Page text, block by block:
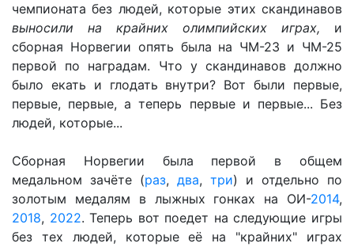
чемпионата без людей, которые этих скандинавов
выносили на крайних олимпийских играх, и
сборная Норвегии опять была на ЧМ-23 и ЧМ-25
первой по наградам. Что у скандинавов должно
было екать и глодать внутри? Вот были первые,
первые, первые, а теперь первые и первые... Без
людей, которые...
Сборная Норвегии была первой в общем
медальном зачёте (раз, два, три) и отдельно по
золотым медалям в лыжных гонках на ОИ-2014,
2018, 2022. Теперь вот поедет на следующие игры
без тех людей, которые её на "крайних" играх